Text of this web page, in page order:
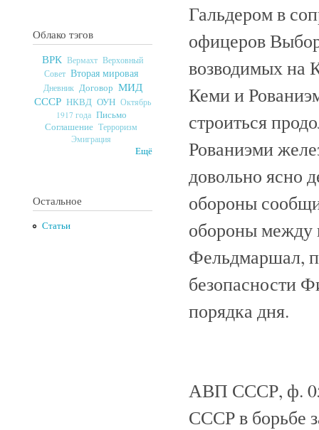
Облако тэгов
ВРК Вермахт Верховный
Совет Вторая мировая
Дневник Договор МИД
СССР НКВД ОУН Октябрь
1917 года Письмо
Соглашение Терроризм
Эмиграция
Ещё
Остальное
Статьи
Гальдером в
офицеров
возводимых на
Кеми и
строиться
Рованиэми
довольно ясно
обороны
обороны между
Фельдмаршал,
безопасности
порядка дня.
АВП СССР, ф.
СССР в борьбе